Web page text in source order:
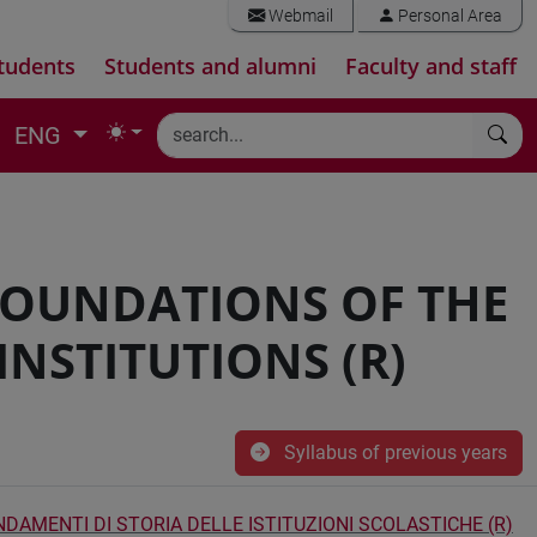
Webmail Personal Area
Students and alumni Faculty and staff
ENG
OF THE
(R)
Syllabus of previous years
DI STORIA DELLE ISTITUZIONI SCOLASTICHE (R)